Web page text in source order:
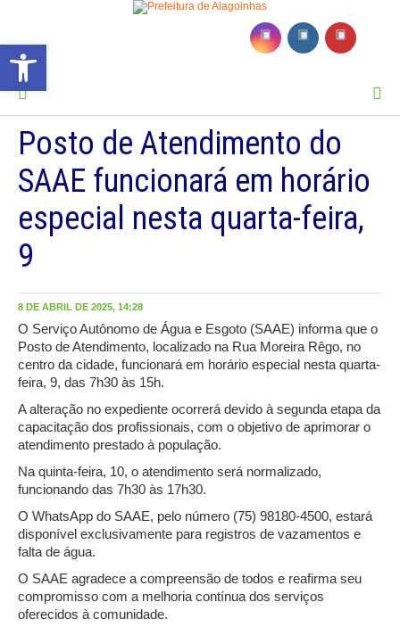
Barra de Ferramentas Aberta
MENU
Posto de Atendimento do
SAAE funcionará em horário
especial nesta quarta-feira,
9
8 DE ABRIL DE 2025, 14:28
O Serviço Autônomo de Água e Esgoto (SAAE) informa que o
Posto de Atendimento, localizado na Rua Moreira Rêgo, no
centro da cidade, funcionará em horário especial nesta quarta-
feira, 9, das 7h30 às 15h.
A alteração no expediente ocorrerá devido à segunda etapa da
capacitação dos profissionais, com o objetivo de aprimorar o
atendimento prestado à população.
Na quinta-feira, 10, o atendimento será normalizado,
funcionando das 7h30 às 17h30.
O WhatsApp do SAAE, pelo número (75) 98180-4500, estará
disponível exclusivamente para registros de vazamentos e
falta de água.
O SAAE agradece a compreensão de todos e reafirma seu
compromisso com a melhoria contínua dos serviços
oferecidos à comunidade.